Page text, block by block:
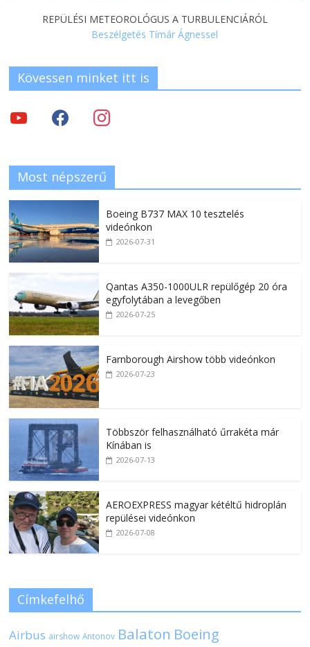
REPÜLÉSI METEOROLÓGUS A TURBULENCIÁRÓL
Beszélgetés Tímár Ágnessel
Kövessen minket itt is
Most népszerű
Boeing B737 MAX 10 tesztelés
videónkon
2026-07-31
Qantas A350-1000ULR repülőgép 20 óra
egyfolytában a levegőben
2026-07-25
Farnborough Airshow több videónkon
2026-07-23
Többször felhasználható űrrakéta már
Kínában is
2026-07-13
AEROEXPRESS magyar kétéltű hidroplán
repülései videónkon
2026-07-08
Címkefelhő
Airbus airshow Antonov Balaton Boeing